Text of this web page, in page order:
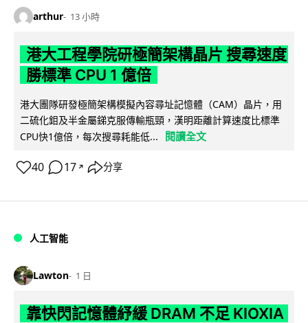
arthur 13 小時
港大工程學院研極簡架構晶片 搜尋速度
勝標準 CPU 1 億倍
港大團隊研發極簡架構模擬內容尋址記憶體（CAM）晶片，用
二硫化鉬及半金屬銻克服傳輸瓶頸，漢明距離計算速度比標準
CPU快1億倍，每次搜尋耗能低...
閱讀全文
40 17 ↗ 分享
人工智能
Lawton 1 日
靠快閃記憶體紓緩 DRAM 不足 KIOXIA